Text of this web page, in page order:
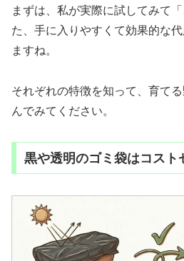
まずは、私が実際に試してみて
た、手に入りやすくて効果的な
ますね。
それぞれの特徴を知って、育て
んでみてください。
黒や透明のゴミ袋はコスト